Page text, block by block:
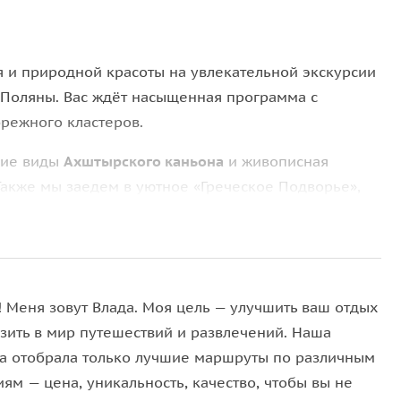
природной красоты на увлекательной экскурсии
Вас ждёт насыщенная программа с
кластеров.
виды Ахштырского каньона и живописная
мы заедем в уютное «Греческое Подворье»,
и эвкалиптов, увидите знаменитый Сочи
вид на Медальную площадь, ледовый дворец и
набережной и насладиться зрелищнымшоу
Меня зовут Влада. Моя цель — улучшить ваш отдых
в мир путешествий и развлечений. Наша
отобрала только лучшие маршруты по различным
— цена, уникальность, качество, чтобы вы не